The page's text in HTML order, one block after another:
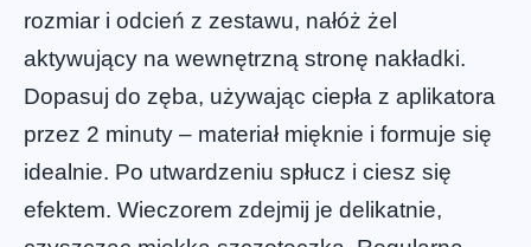
rozmiar i odcień z zestawu, nałóż żel
aktywujący na wewnętrzną stronę nakładki.
Dopasuj do zęba, używając ciepła z aplikatora
przez 2 minuty – materiał mięknie i formuje się
idealnie. Po utwardzeniu spłucz i ciesz się
efektem. Wieczorem zdejmij je delikatnie,